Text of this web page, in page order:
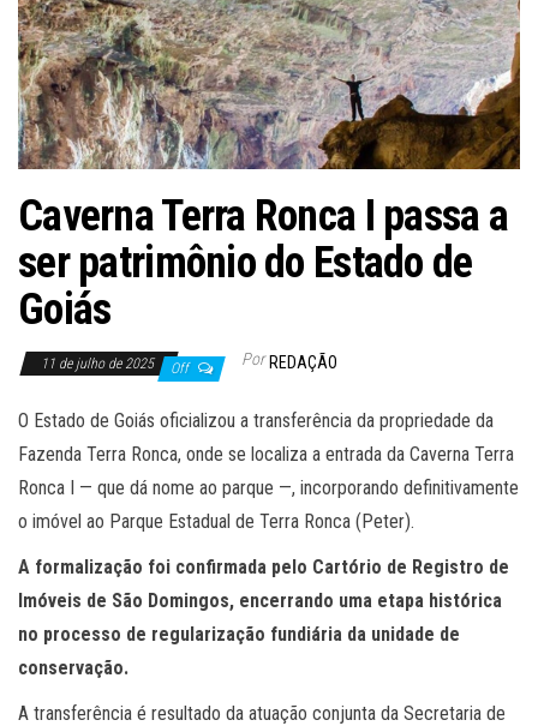
Caverna Terra Ronca I passa a
ser patrimônio do Estado de
Goiás
11 de julho de 2025 Off Por REDAÇÃO
O Estado de Goiás oficializou a transferência da propriedade da
Fazenda Terra Ronca, onde se localiza a entrada da Caverna Terra
Ronca I — que dá nome ao parque —, incorporando definitivamente
o imóvel ao Parque Estadual de Terra Ronca (Peter).
A formalização foi confirmada pelo Cartório de Registro de
Imóveis de São Domingos, encerrando uma etapa histórica
no processo de regularização fundiária da unidade de
conservação.
A transferência é resultado da atuação conjunta da Secretaria de